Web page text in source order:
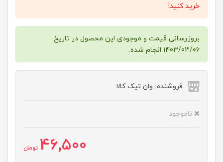
خرید کنید!
بروزرسانی قیمت و موجودی این محصول در تاریخ
1403/03/06 انجام شده.
فروشنده: وان تیک کالا
ناموجود
46,500 تومان